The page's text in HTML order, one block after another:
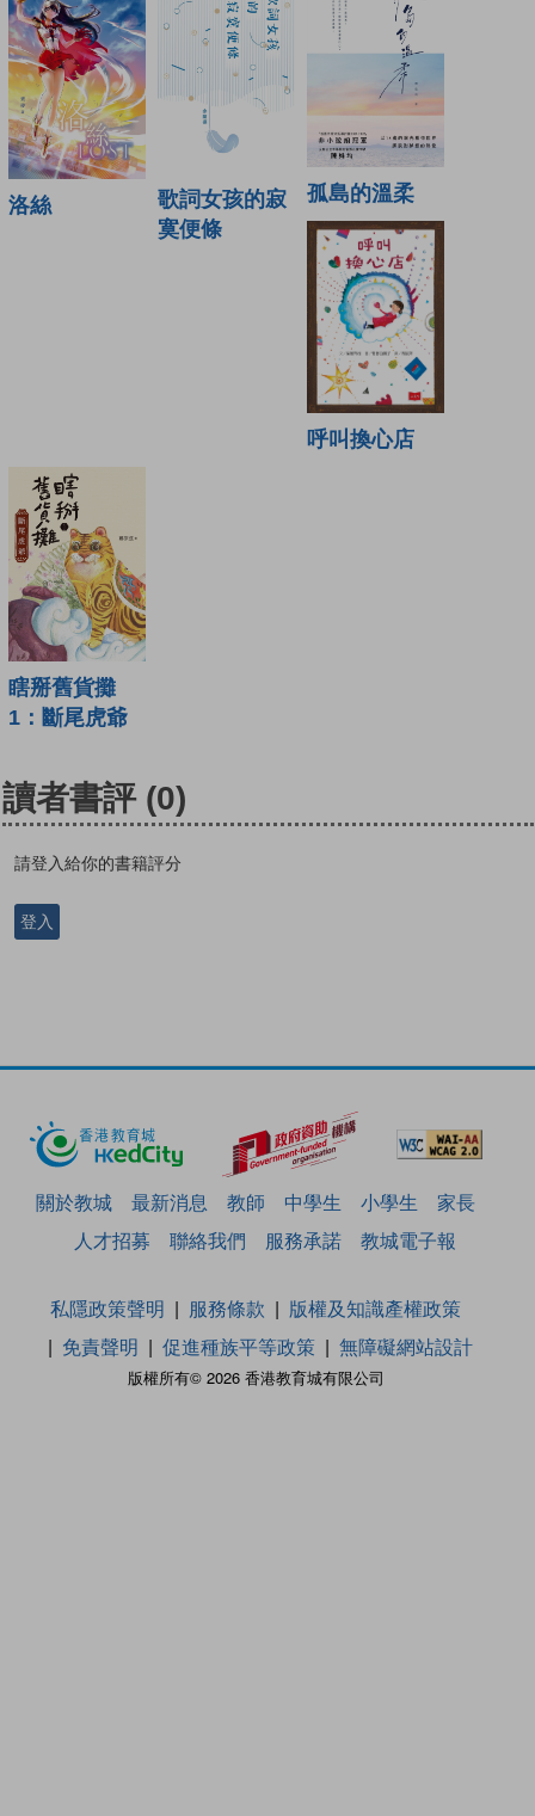
洛絲
歌詞女孩的寂
寞便條
孤島的溫柔
呼叫換心店
瞎掰舊貨攤
1：斷尾虎爺
讀者書評 (0)
請登入給你的書籍評分
登入
關於教城 最新消息 教師 中學生 小學生
家長
人才招募
聯絡我們 服務承諾 教城電子報
版權所有© 2026 香港教育城有限公司
私隱政策聲明 服務條款
版權及知識產權政策
免責聲明
促進種族平等政策 無障礙網站設計